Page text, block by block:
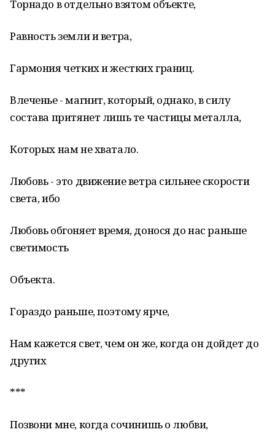
Торнадо в отдельно взятом объекте,
Равность земли и ветра,
Гармония четких и жестких границ.
Влеченье - магнит, который, однако, в силу
состава притянет лишь те частицы металла,
Которых нам не хватало.
Любовь - это движение ветра сильнее скорости
света, ибо
Любовь обгоняет время, донося до нас раньше
светимость
Объекта.
Гораздо раньше, поэтому ярче,
Нам кажется свет, чем он же, когда он дойдет до
других
***
Позвони мне, когда сочинишь о любви,